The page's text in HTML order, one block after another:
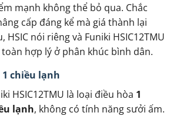
mạnh không thể bỏ qua. Chắc
cấp đáng kể mà giá thành lại
HSIC nói riêng và Funiki HSIC12TMU
hợp lý ở phân khúc bình dân.
chiều lạnh
HSIC12TMU là loại điều hòa 1
lạnh, không có tính năng sưởi ấm.